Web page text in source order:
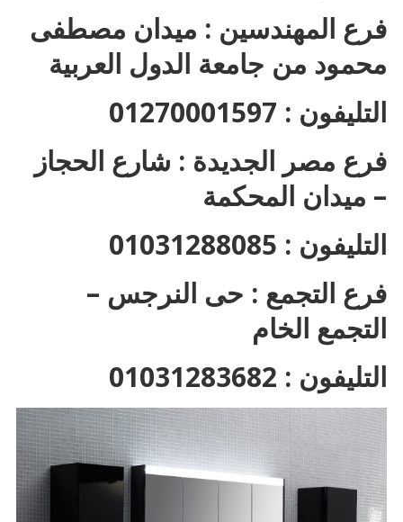
فرع المهندسين : ميدان مصطفى
محمود من جامعة الدول العربية
التليفون : 01270001597
فرع مصر الجديدة : شارع الحجاز
– ميدان المحكمة
التليفون : 01031288085
فرع التجمع : حى النرجس –
التجمع الخام
التليفون : 01031283682